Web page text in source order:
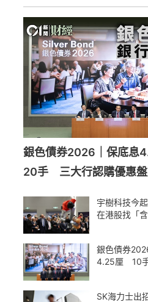
銀色債券2026｜保底
20手 三大行認購優惠
宇樹科技今
在港股找「
銀色債券
4.25厘 10
SK海力士出